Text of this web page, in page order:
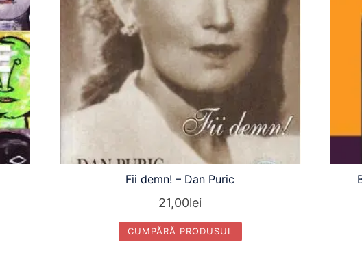
Fii demn! – Dan Puric
21,00lei
CUMPĂRĂ PRODUSUL